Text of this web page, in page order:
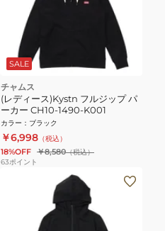
SALE
チャムス
(レディース)Kystn フルジップ パ
ーカー CH10-1490-K001
カラー ： ブラック
￥6,998 （税込）
18%OFF ￥8,580（税込）
63ポイント